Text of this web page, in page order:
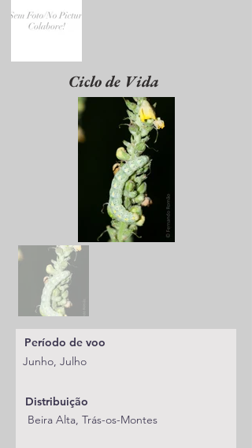
Ciclo de Vida
Período de voo
Junho, Julho
Distribuição
Beira Alta, Trás-os-Montes